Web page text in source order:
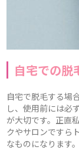
自宅での脱
自宅で脱毛する場
し、使用前には必
が大切です。正直
クやサロンですら
なものになります